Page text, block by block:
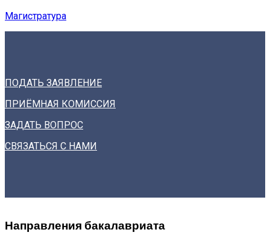
Магистратура
ПОДАТЬ ЗАЯВЛЕНИЕ
ПРИЁМНАЯ КОМИССИЯ
ЗАДАТЬ ВОПРОС
СВЯЗАТЬСЯ С НАМИ
Направления бакалавриата